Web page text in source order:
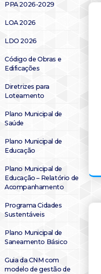
PPA 2026-2029
LOA 2026
LDO 2026
Código de Obras e
Edificações
Diretrizes para
Loteamento
Plano Municipal de
Saúde
Plano Municipal de
Educação
Plano Municipal de
Educação – Relatório de
Acompanhamento
Programa Cidades
Sustentáveis
Plano Municipal de
Saneamento Básico
Guia da CNM com
modelo de gestão de